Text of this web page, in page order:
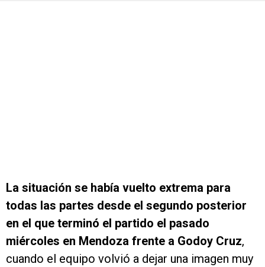
La situación se había vuelto extrema para
todas las partes desde el segundo posterior
en el que terminó el partido el pasado
miércoles en Mendoza frente a Godoy Cruz,
cuando el equipo volvió a dejar una imagen muy